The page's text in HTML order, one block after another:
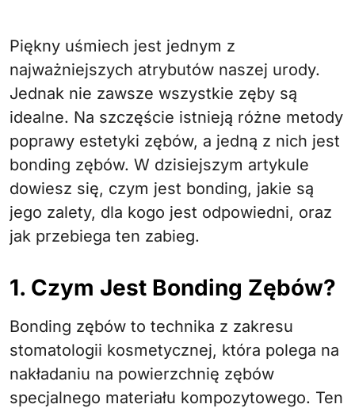
Piękny uśmiech jest jednym z
najważniejszych atrybutów naszej urody.
Jednak nie zawsze wszystkie zęby są
idealne. Na szczęście istnieją różne metody
poprawy estetyki zębów, a jedną z nich jest
bonding zębów. W dzisiejszym artykule
dowiesz się, czym jest bonding, jakie są
jego zalety, dla kogo jest odpowiedni, oraz
jak przebiega ten zabieg.
1. Czym Jest Bonding Zębów?
Bonding zębów to technika z zakresu
stomatologii kosmetycznej, która polega na
nakładaniu na powierzchnię zębów
specjalnego materiału kompozytowego. Ten